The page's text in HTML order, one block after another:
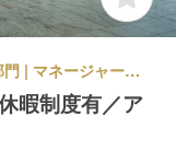
ラグジュアリーホテル, 旅館・温泉 | 宿泊部門 | マネージャー・支配人・副支配人・女将 | 佳ら久 熱海・伊豆山 佳ら久
暇制度有／ア